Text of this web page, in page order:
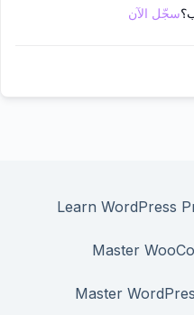
سجّل الآن
Learn WordPress
Master
Master